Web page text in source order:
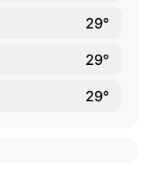
29°
29°
29°